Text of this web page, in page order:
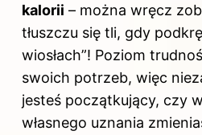
kalorii – można wręcz
tłuszczu się tli, gdy
wiosłach”! Poziom
swoich potrzeb, więc
jesteś początkujący, czy
własnego uznania